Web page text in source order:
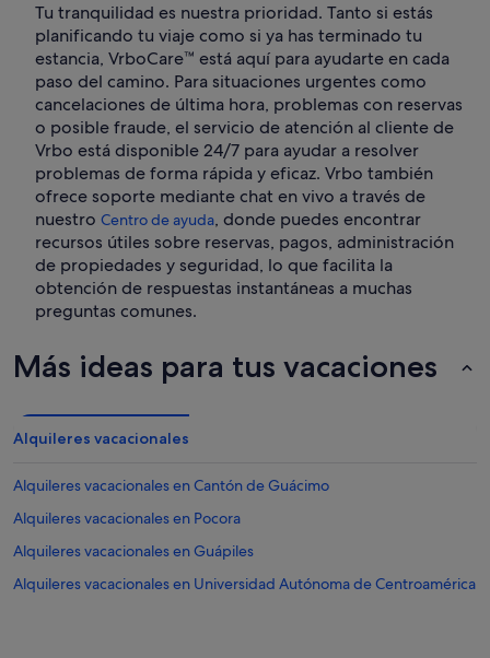
Tu tranquilidad es nuestra prioridad. Tanto si estás
planificando tu viaje como si ya has terminado tu
estancia, VrboCare™ está aquí para ayudarte en cada
paso del camino. Para situaciones urgentes como
cancelaciones de última hora, problemas con reservas
o posible fraude, el servicio de atención al cliente de
Vrbo está disponible 24/7 para ayudar a resolver
problemas de forma rápida y eficaz. Vrbo también
ofrece soporte mediante chat en vivo a través de
nuestro Centro de ayuda, donde puedes encontrar
recursos útiles sobre reservas, pagos, administración
de propiedades y seguridad, lo que facilita la
obtención de respuestas instantáneas a muchas
preguntas comunes.
Más ideas para tus vacaciones
Alquileres vacacionales
Alquileres vacacionales en Cantón de Guácimo
Alquileres vacacionales en Pocora
Alquileres vacacionales en Guápiles
Alquileres vacacionales en Universidad Autónoma de Centroamérica